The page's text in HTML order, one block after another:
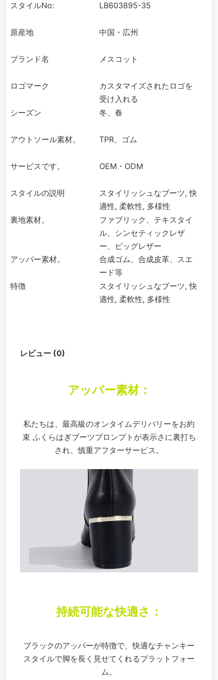
スタイルNo: LB603895-35
原産地 中国・広州
ブランド名 メスコット
ロゴマーク
カスタマイズされたロゴを
受け入れる
シーズン
冬、春
アウトソール素材。 TPR、ゴム
サービスです。 OEM・ODM
スタイルの説明
スタイリッシュなブーツ, 快
適性, 柔軟性, 多様性
裏地素材。
ファブリック、テキスタイ
ル、シンセティックレザ
ー、ピッグレザー
アッパー素材。
合成ゴム、合成皮革、スエ
ード等
特徴
スタイリッシュなブーツ, 快
適性, 柔軟性, 多様性
レビュー (0)
アッパー素材：
私たちは、最高級のオンタイムデリバリーをお約
束 ふくらはぎブーツプロンプトが表示さに裏打ち
され、慎重アフターサービス。
持続可能な快適さ：
ブラックのアッパーが特徴で、快適なチャンキー
スタイルで脚を長く見せてくれるプラットフォー
ム。